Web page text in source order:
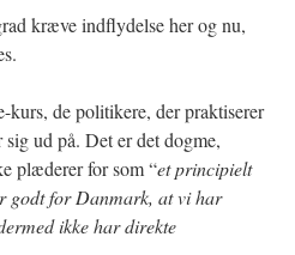
kræve indflydelse her og nu,
kurs, de politikere, der praktiserer
sig ud på. Det er det dogme,
plæderer for som “et principielt
godt for Danmark, at vi har
ikke har direkte